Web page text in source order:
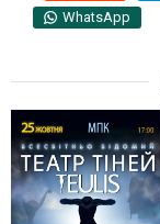
WhatsApp